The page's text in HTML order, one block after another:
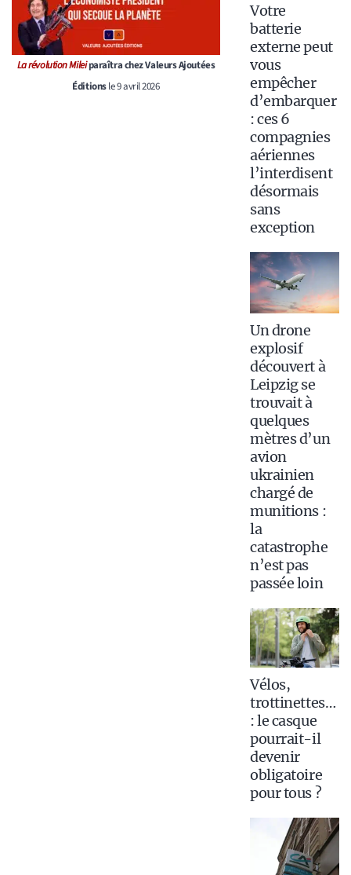
La révolution Mileiparaîtra chez Valeurs Ajoutées
Éditionsle 9 avril 2026
Votre
batterie
externe peut
vous
empêcher
d’embarquer
: ces 6
compagnies
aériennes
l’interdisent
désormais
sans
exception
Un drone
explosif
découvert à
Leipzig se
trouvait à
quelques
mètres d’un
avion
ukrainien
chargé de
munitions :
la
catastrophe
n’est pas
passée loin
Vélos,
trottinettes…
: le casque
pourrait-il
devenir
obligatoire
pour tous ?